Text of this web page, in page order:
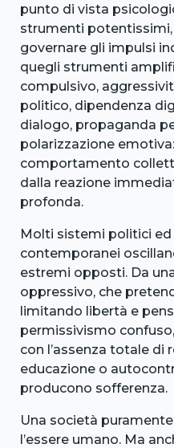
punto di vista
strumenti
governare gli impulsi
quegli strumenti
compulsivo,
politico, dipendenza
dialogo, propaganda
polarizzazione
comportamento
dalla reazione
profonda.
Molti sistemi politici
contemporanei
estremi opposti. Da
oppressivo, che
limitando libertà e
permissivismo
con l’assenza totale di
educazione o
producono sofferenza.
Una società
l’essere umano. Ma